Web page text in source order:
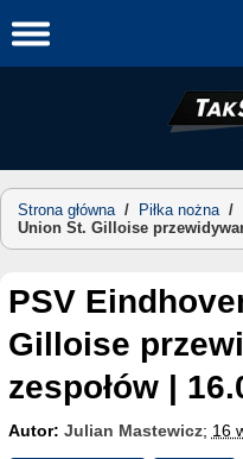
to
Strona główna/ Piłka nożna/
Union St. Gilloise
PSV Eindhoven – Union St.
Gilloise
zespołów |
Autor: Julian Mastewicz; 16